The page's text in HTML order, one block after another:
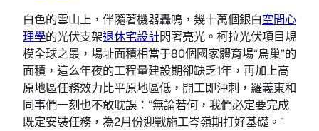
白色的雪山上，伴隨著機器轟鳴，幾十萬個銀白空間心
理學的光伏支架退休宅設計閃著亮光。柯拉光伏項目規
模全球之最，場址面積相當于80個國家體育場“鳥巢”的
面積，這么年夜的工程量建設期卻缺乏1年，再加上高
原地區任務效力比平原地區低，開工即沖刺，羅義東和
同事們一刻也不敢耽誤：“無論若何，我們必定要完成
既定安裝任務，為2月份迎戰施工岑嶺期打好基礎。”